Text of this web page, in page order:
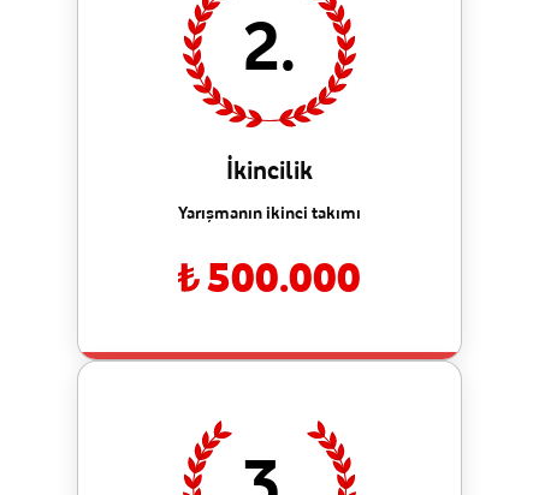
2.
İkincilik
Yarışmanın ikinci takımı
500.000